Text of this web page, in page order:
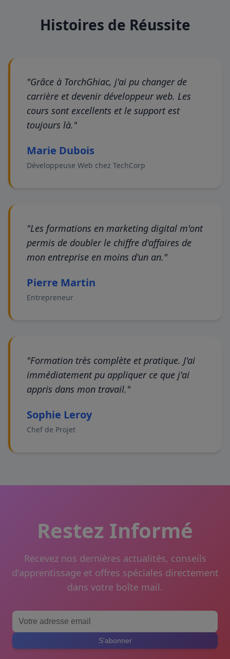
Histoires de Réussite
"Grâce à TorchGhiac, j'ai pu changer de
carrière et devenir développeur web. Les
cours sont excellents et le support est
toujours là."
Marie Dubois
Développeuse Web chez TechCorp
"Les formations en marketing digital m'ont
permis de doubler le chiffre d'affaires de
mon entreprise en moins d'un an."
Pierre Martin
Entrepreneur
"Formation très complète et pratique. J'ai
immédiatement pu appliquer ce que j'ai
appris dans mon travail."
Sophie Leroy
Chef de Projet
Restez Informé
Recevez nos dernières actualités, conseils
d'apprentissage et offres spéciales directement
dans votre boîte mail.
S'abonner